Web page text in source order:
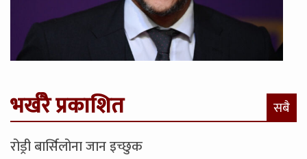
भर्खरै प्रकाशित सबै
रोड्री बार्सिलोना जान इच्छुक